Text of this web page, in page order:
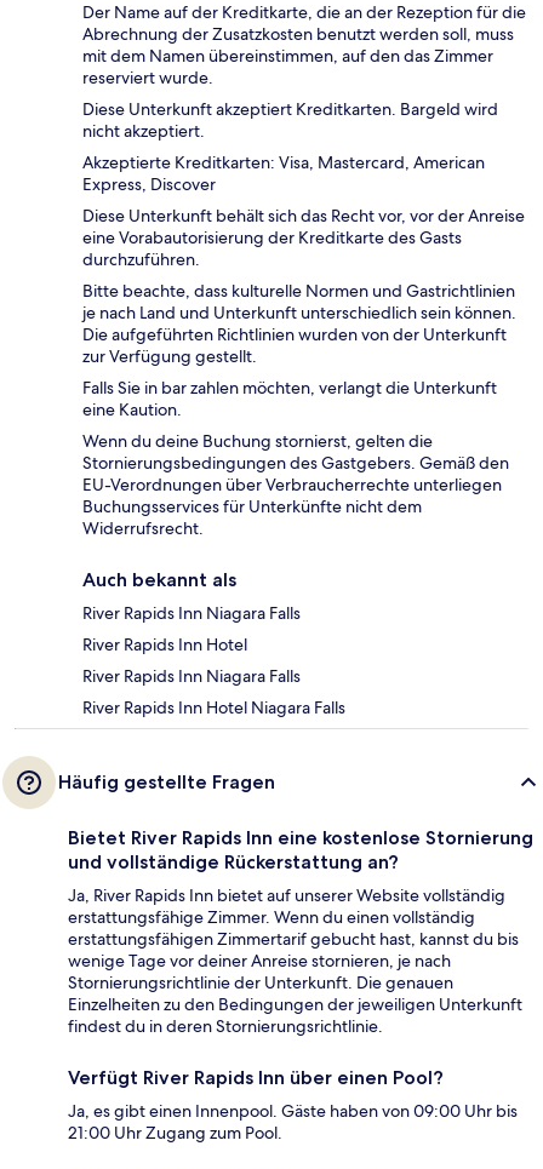
Der Name auf der Kreditkarte, die an der Rezeption für die
Abrechnung der Zusatzkosten benutzt werden soll, muss
mit dem Namen übereinstimmen, auf den das Zimmer
reserviert wurde.
Diese Unterkunft akzeptiert Kreditkarten. Bargeld wird
nicht akzeptiert.
Akzeptierte Kreditkarten: Visa, Mastercard, American
Express, Discover
Diese Unterkunft behält sich das Recht vor, vor der Anreise
eine Vorabautorisierung der Kreditkarte des Gasts
durchzuführen.
Bitte beachte, dass kulturelle Normen und Gastrichtlinien
je nach Land und Unterkunft unterschiedlich sein können.
Die aufgeführten Richtlinien wurden von der Unterkunft
zur Verfügung gestellt.
Falls Sie in bar zahlen möchten, verlangt die Unterkunft
eine Kaution.
Wenn du deine Buchung stornierst, gelten die
Stornierungsbedingungen des Gastgebers. Gemäß den
EU-Verordnungen über Verbraucherrechte unterliegen
Buchungsservices für Unterkünfte nicht dem
Widerrufsrecht.
Auch bekannt als
River Rapids Inn Niagara Falls
River Rapids Inn Hotel
River Rapids Inn Niagara Falls
River Rapids Inn Hotel Niagara Falls
Häufig gestellte Fragen
Bietet River Rapids Inn eine kostenlose Stornierung
und vollständige Rückerstattung an?
Ja, River Rapids Inn bietet auf unserer Website vollständig
erstattungsfähige Zimmer. Wenn du einen vollständig
erstattungsfähigen Zimmertarif gebucht hast, kannst du bis
wenige Tage vor deiner Anreise stornieren, je nach
Stornierungsrichtlinie der Unterkunft. Die genauen
Einzelheiten zu den Bedingungen der jeweiligen Unterkunft
findest du in deren Stornierungsrichtlinie.
Verfügt River Rapids Inn über einen Pool?
Ja, es gibt einen Innenpool. Gäste haben von 09:00 Uhr bis
21:00 Uhr Zugang zum Pool.